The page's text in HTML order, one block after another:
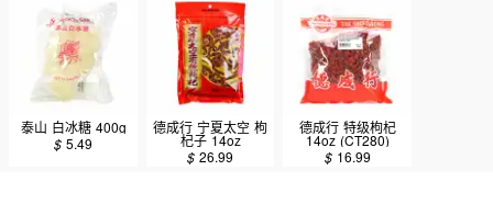
泰山 白冰糖 400g
$5.49
德成行 宁夏太空 枸
杞子 14oz
$26.99
德成行 特级枸杞
14oz (CT280)
$ 16.99